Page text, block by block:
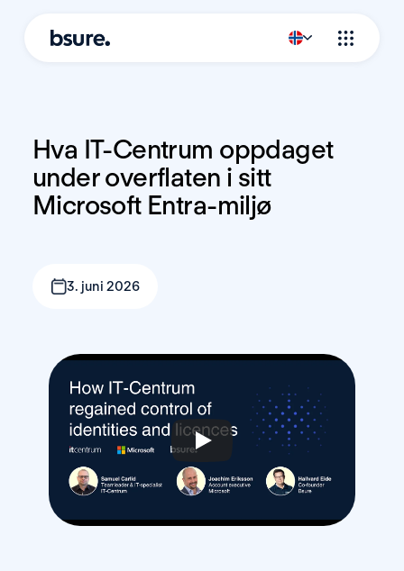
Hva IT-Centrum oppdaget
under overflaten i sitt
Microsoft Entra-miljø
3. juni 2026